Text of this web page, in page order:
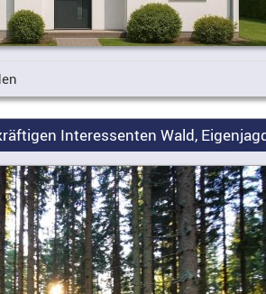
Interessenten Wald,